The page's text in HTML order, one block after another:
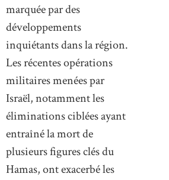
marquée par des
développements
inquiétants dans la région.
Les récentes opérations
militaires menées par
Israël, notamment les
éliminations ciblées ayant
entraîné la mort de
plusieurs figures clés du
Hamas, ont exacerbé les